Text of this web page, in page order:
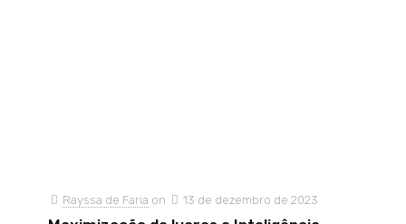
Rayssa de Faria on 13 de dezembro de 2023